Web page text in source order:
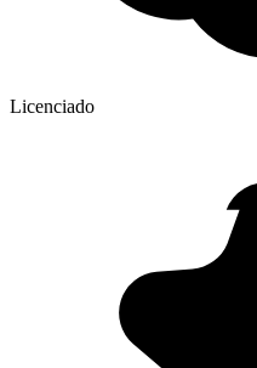
Licenciado